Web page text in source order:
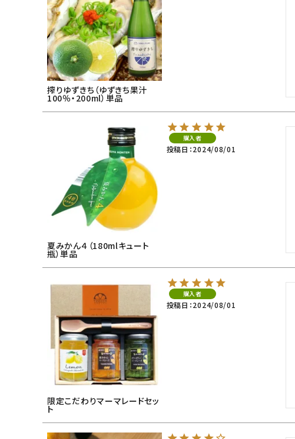
搾りゆずきち（ゆずきち果汁
100％・200ml）単品
夏みかん４（180mlキュート
瓶）単品
購入者
投稿日 2024/08/01
限定こだわりマーマレードセッ
ト
購入者
投稿日 2024/08/01